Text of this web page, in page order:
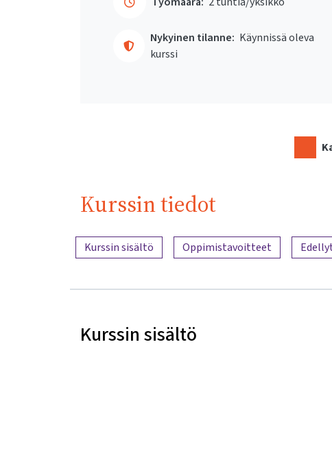
Nykyinen tilanne: Käynnissä oleva
kurssi
Kurssin tiedot
Sisällön yleiskatsaus
Kurssin sisältö Oppimistavoitteet
Kurssin sisältö